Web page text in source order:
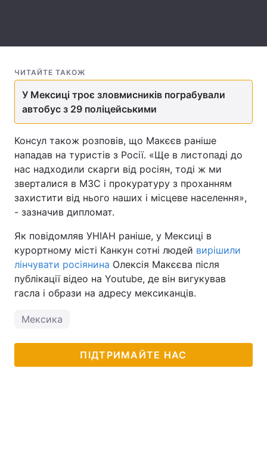
Контакти
Послуги
Тема оформлення
ЧИТАЙТЕ ТАКОЖ
У Мексиці троє зловмисників пограбували
автобус з 29 поліцейськими
Консул також розповів, що Макєєв раніше
нападав на туристів з Росії. «Ще в листопаді до
нас надходили скарги від росіян, тоді ж ми
зверталися в МЗС і прокуратуру з проханням
захистити від нього наших і місцеве населення»,
- зазначив дипломат.
Як повідомляв УНІАН раніше, у Мексиці в
курортному місті Канкун сотні людей вирішили
лінчувати росіянина Олексія Макєєва після
публікації відео на Youtube, де він вигукував
гасла і образи на адресу мексиканців.
Мексика
ПІДТРИМАЙТЕ НАС